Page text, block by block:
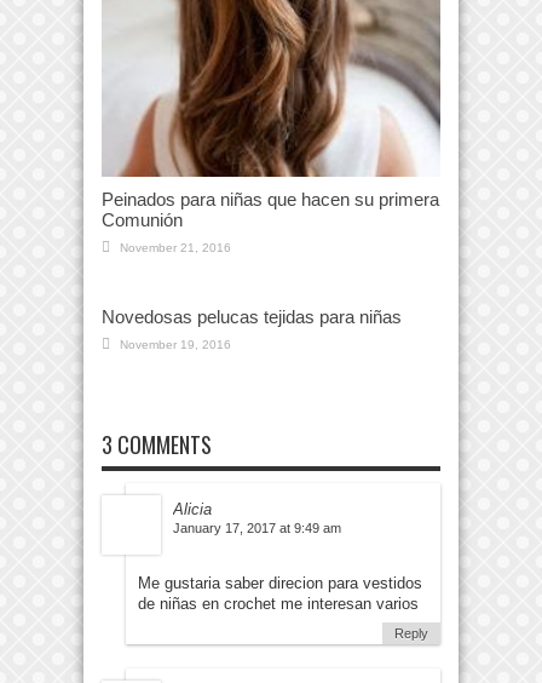
Peinados para niñas que hacen su primera
Comunión
November 21, 2016
Novedosas pelucas tejidas para niñas
November 19, 2016
3 COMMENTS
Alicia
January 17, 2017 at 9:49 am
Me gustaria saber direcion para vestidos
de niñas en crochet me interesan varios
Reply